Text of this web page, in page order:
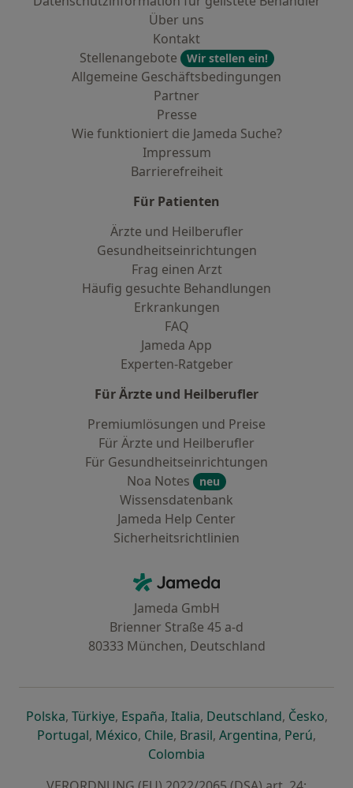
Über uns
Kontakt
Stellenangebote
Wir stellen ein!
Allgemeine Geschäftsbedingungen
Partner
Presse
Wie funktioniert die Jameda Suche?
Impressum
Barrierefreiheit
Für Patienten
Ärzte und Heilberufler
Gesundheitseinrichtungen
Frag einen Arzt
Häufig gesuchte Behandlungen
Erkrankungen
FAQ
Jameda App
Experten-Ratgeber
Für Ärzte und Heilberufler
Premiumlösungen und Preise
Für Ärzte und Heilberufler
Für Gesundheitseinrichtungen
Noa Notes
neu
Wissensdatenbank
Jameda Help Center
Sicherheitsrichtlinien
Jameda - Startseite
Jameda GmbH
Brienner Straße 45 a-d
80333 München, Deutschland
Polskaöffnet in einer neuen Registerkarte
, Türkiyeöffnet in einer neuen Registerkarte
, Españaöffnet in einer neuen
, Italiaöffnet in einer neuen
, Deutschlandöffnet in
, Česko,
Portugalöffnet in einer neuen Registerkarte
, Méxicoöffnet in einer neuen Registerkarte
, Chileöffnet in einer neuen
, Brasilöffnet in einer neuen
, Argentinaöffnet in
, Perúöffnet
,
Colombia